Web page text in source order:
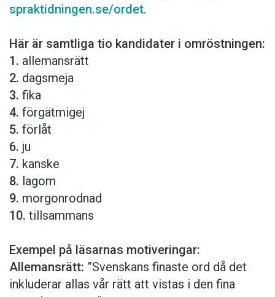
spraktidningen.se/ordet.
Här är samtliga tio kandidater i omröstningen:
1. allemansrätt
2. dagsmeja
3. fika
4. förgätmigej
5. förlåt
6. ju
7. kanske
8. lagom
9. morgonrodnad
10. tillsammans
Exempel på läsarnas motiveringar:
Allemansrätt: ”Svenskans finaste ord då det
inkluderar allas vår rätt att vistas i den fina